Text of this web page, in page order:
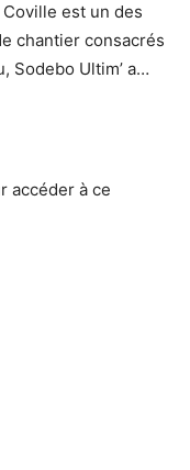
est un des
chantier consacrés
Sodebo Ultim’ a…
accéder à ce